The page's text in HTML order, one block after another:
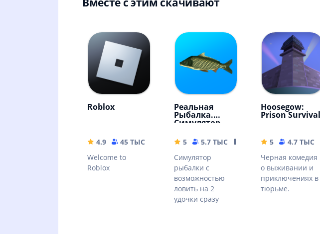
Roblox
4.9 45 ТЫС
155.66 MB
Welcome to
Roblox
Реальная
Рыбалка.
Симулятор
5 5.7 ТЫС
15.46 MB
Симулятор
рыбалки с
возможностью
ловить на 2
удочки сразу
Hoosegow:
Prison Survival
5 4.7 ТЫС
Черная комедия
о выживании и
приключениях в
тюрьме.